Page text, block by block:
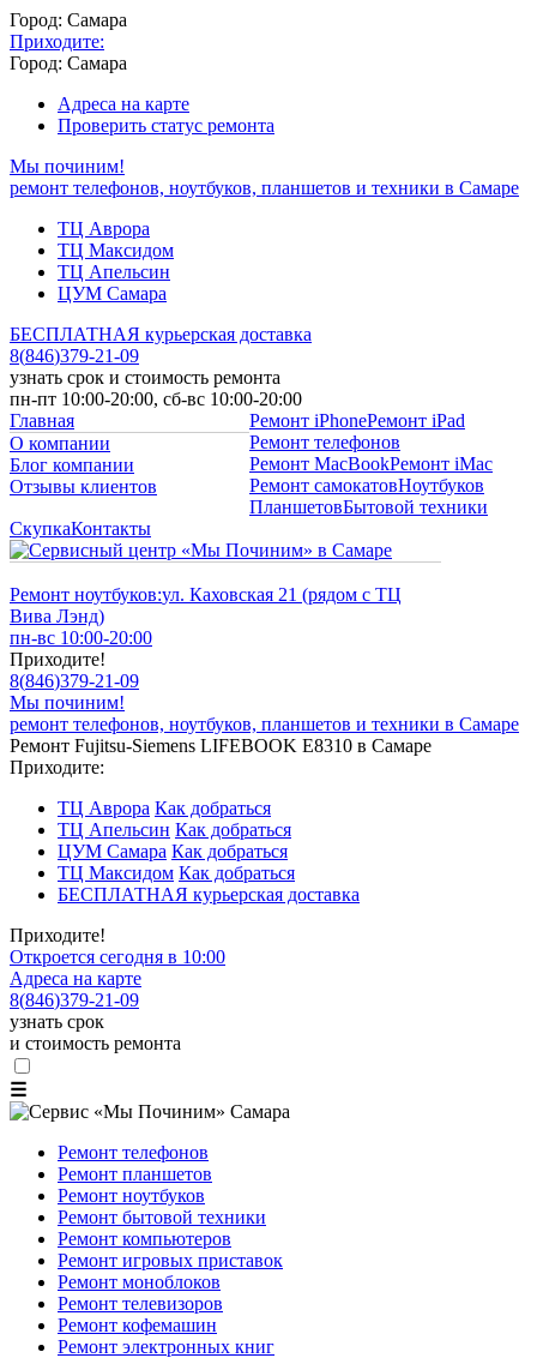
Город: Самара
Приходите:
Город: Самара
Адреса на карте
Проверить статус ремонта
Мы починим!
ремонт телефонов, ноутбуков, планшетов и техники в Самаре
ТЦ Аврора
ТЦ Максидом
ТЦ Апельсин
ЦУМ Самара
БЕСПЛАТНАЯ курьерская доставка
8(846)379-21-09
узнать срок и стоимость ремонта
пн-пт 10:00-20:00, сб-вс 10:00-20:00
Главная
О компании
Блог компании
Отзывы клиентов
Ремонт iPhoneРемонт iPad
Ремонт телефонов
Ремонт MacBookРемонт iMac
Ремонт самокатовНоутбуков
ПланшетовБытовой техники
СкупкаКонтакты
Ремонт ноутбуков:ул. Каховская 21 (рядом с ТЦ
Вива Лэнд)
пн-вс 10:00-20:00
Приходите!
8(846)379-21-09
Мы починим!
ремонт телефонов, ноутбуков, планшетов и техники в Самаре
Ремонт Fujitsu-Siemens LIFEBOOK E8310 в Самаре
Приходите:
ТЦ Аврора Как добраться
ТЦ Апельсин Как добраться
ЦУМ Самара Как добраться
ТЦ Максидом Как добраться
БЕСПЛАТНАЯ курьерская доставка
Приходите!
Откроется сегодня в 10:00
Адреса на карте
8(846)379-21-09
узнать срок
и стоимость ремонта
☰
Ремонт телефонов
Ремонт планшетов
Ремонт ноутбуков
Ремонт бытовой техники
Ремонт компьютеров
Ремонт игровых приставок
Ремонт моноблоков
Ремонт телевизоров
Ремонт кофемашин
Ремонт электронных книг